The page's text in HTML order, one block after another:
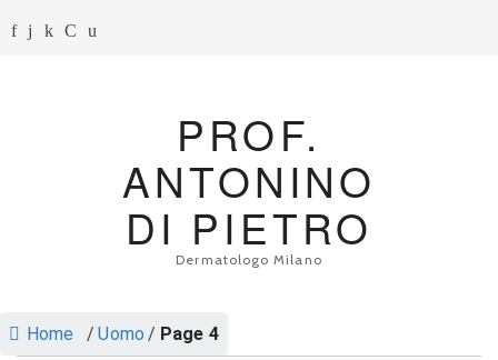
PROF.
ANTONINO
DI PIETRO
Dermatologo Milano
Home / Uomo / Page 4